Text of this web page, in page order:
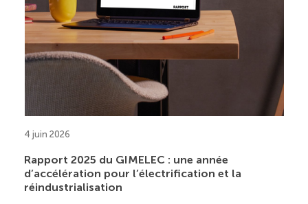
4 juin 2026
Rapport 2025 du GIMELEC : une année
d’accélération pour l’électrification et la
réindustrialisation